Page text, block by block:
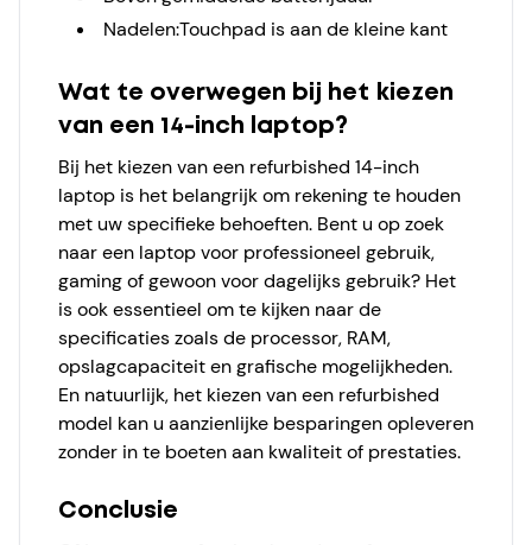
Nadelen:Touchpad is aan de kleine kant
Wat te overwegen bij het kiezen
van een 14-inch laptop?
Bij het kiezen van een refurbished 14-inch
laptop is het belangrijk om rekening te houden
met uw specifieke behoeften. Bent u op zoek
naar een laptop voor professioneel gebruik,
gaming of gewoon voor dagelijks gebruik? Het
is ook essentieel om te kijken naar de
specificaties zoals de processor, RAM,
opslagcapaciteit en grafische mogelijkheden.
En natuurlijk, het kiezen van een refurbished
model kan u aanzienlijke besparingen opleveren
zonder in te boeten aan kwaliteit of prestaties.
Conclusie